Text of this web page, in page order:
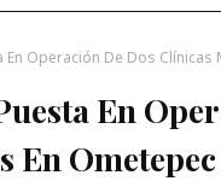
En Operación De Dos
En
En